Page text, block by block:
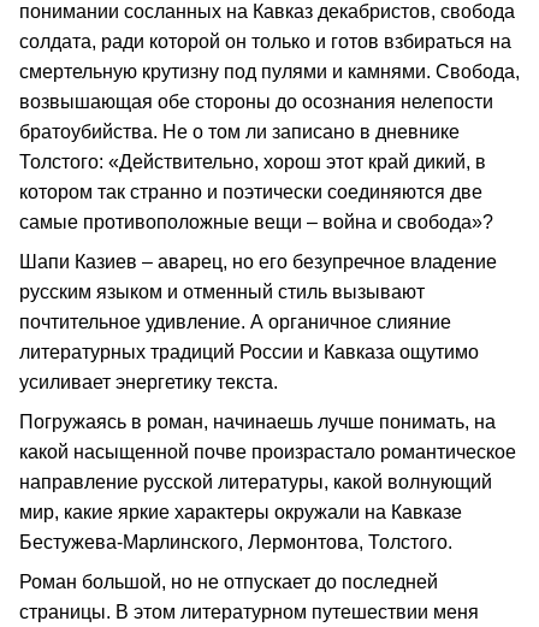
понимании сосланных на Кавказ декабристов, свобода
солдата, ради которой он только и готов взбираться на
смертельную крутизну под пулями и камнями. Свобода,
возвышающая обе стороны до осознания нелепости
братоубийства. Не о том ли записано в дневнике
Толстого: «Действительно, хорош этот край дикий, в
котором так странно и поэтически соединяются две
самые противоположные вещи – война и свобода»?
Шапи Казиев – аварец, но его безупречное владение
русским языком и отменный стиль вызывают
почтительное удивление. А органичное слияние
литературных традиций России и Кавказа ощутимо
усиливает энергетику текста.
Погружаясь в роман, начинаешь лучше понимать, на
какой насыщенной почве произрастало романтическое
направление русской литературы, какой волнующий
мир, какие яркие характеры окружали на Кавказе
Бестужева-Марлинского, Лермонтова, Толстого.
Роман большой, но не отпускает до последней
страницы. В этом литературном путешествии меня